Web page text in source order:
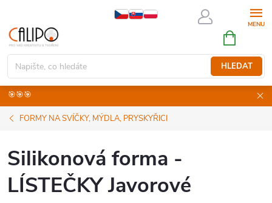
obsah
HLEDAT
NÁKUPNÍ
KOŠÍK
🎯🎯🎯
FORMY NA SVÍČKY, MÝDLA, PRYSKYŘICI
Silikonová forma -
LÍSTEČKY Javorové